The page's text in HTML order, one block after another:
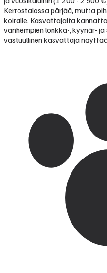
Kerrostalossa pärjää, mutta
koiralle. Kasvattajalta
vanhempien lonkka-, kyynär-
vastuullinen kasvattaja